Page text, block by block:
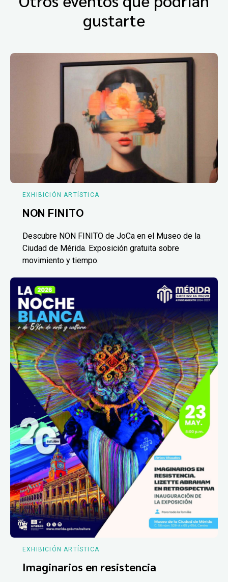
gustarte
EXHIBICIÓN ARTÍSTICA
NON FINITO
Descubre NON FINITO de JoCa en el Museo de la
Ciudad de Mérida. Exposición gratuita sobre
movimiento y tiempo.
EXHIBICIÓN ARTÍSTICA
Imaginarios en resistencia